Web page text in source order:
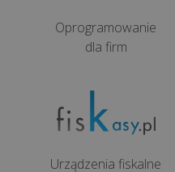
Oprogramowanie
dla firm
Urządzenia fiskalne